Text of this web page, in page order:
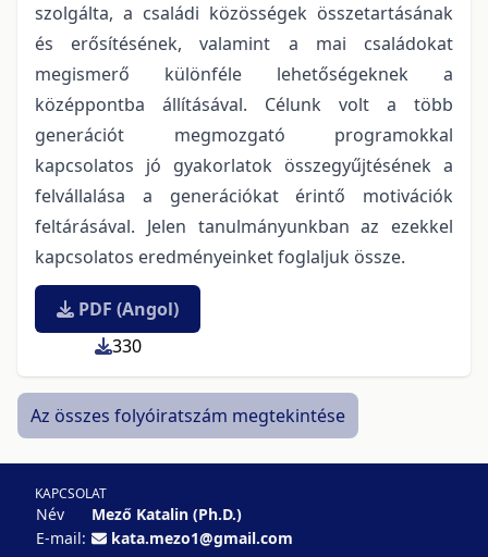
szolgálta, a családi közösségek összetartásának
és erősítésének, valamint a mai családokat
megismerő különféle lehetőségeknek a
középpontba állításával. Célunk volt a több
generációt megmozgató programokkal
kapcsolatos jó gyakorlatok összegyűjtésének a
felvállalása a generációkat érintő motivációk
feltárásával. Jelen tanulmányunkban az ezekkel
kapcsolatos eredményeinket foglaljuk össze.
PDF (Angol)
330
Az összes folyóiratszám megtekintése
KAPCSOLAT
Név
Mező Katalin (Ph.D.)
E-mail:
kata.mezo1@gmail.com